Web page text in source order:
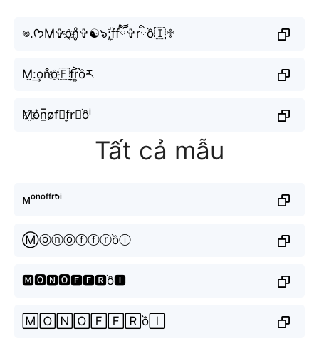
𖦹.ᡣ𐭩M̷✞︎̷o҈n̥ͦ✞︎☯๖ۣۜ;ffཽ✞︎rིồ🇮♱
M̤̮:͢on͒o҈🇫f̬̤̯r͎͍͐ồར
M҈o͛n̲̅o̷f⃣f͎r⃕ồⁱ
Tất cả mẫu
ᴍᵒⁿᵒᶠᶠʳᵒ̂̀ⁱ
Ⓜⓞⓝⓞⓕⓕⓡồⓘ
🅼🅾🅽🅾🅵🅵🆁ồ🅸
🄼🄾🄽🄾🄵🄵🅁ồ🄸